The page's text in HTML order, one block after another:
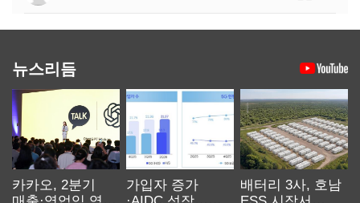
뉴스리듬
카카오, 2분기
가입자 증가
배터리 3사, 호남